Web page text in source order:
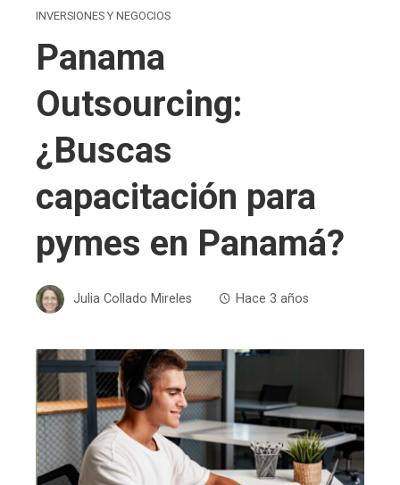
INVERSIONES Y NEGOCIOS
Panama
Outsourcing:
¿Buscas
capacitación para
pymes en Panamá?
Julia Collado Mireles Hace 3 años